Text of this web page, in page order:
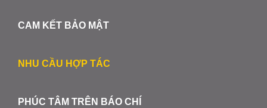
CAM KẾT BẢO MẬT
NHU CẦU HỢP TÁC
PHÚC TÂM TRÊN BÁO CHÍ